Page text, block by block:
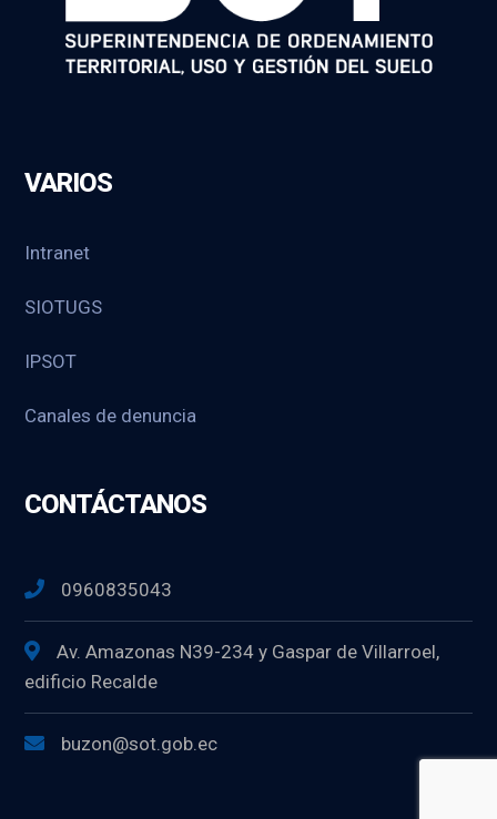
VARIOS
Intranet
SIOTUGS
IPSOT
Canales de denuncia
CONTÁCTANOS
0960835043
Av. Amazonas N39-234 y Gaspar de Villarroel,
edificio Recalde
buzon@sot.gob.ec